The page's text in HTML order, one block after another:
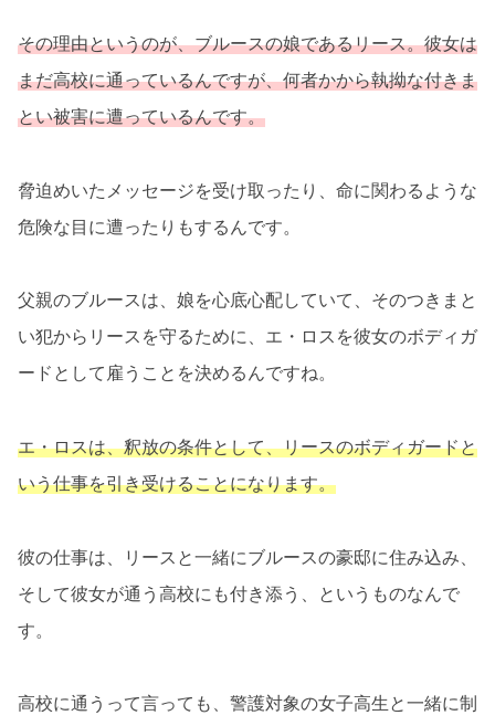
その理由というのが、ブルースの娘であるリース。彼女は
まだ高校に通っているんですが、何者かから執拗な付きま
とい被害に遭っているんです。
脅迫めいたメッセージを受け取ったり、命に関わるような
危険な目に遭ったりもするんです。
父親のブルースは、娘を心底心配していて、そのつきまと
い犯からリースを守るために、エ・ロスを彼女のボディガ
ードとして雇うことを決めるんですね。
エ・ロスは、釈放の条件として、リースのボディガードと
いう仕事を引き受けることになります。
彼の仕事は、リースと一緒にブルースの豪邸に住み込み、
そして彼女が通う高校にも付き添う、というものなんで
す。
高校に通うって言っても、警護対象の女子高生と一緒に制